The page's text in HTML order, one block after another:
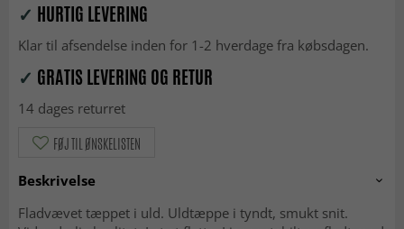
✓ HURTIG LEVERING
Klar til afsendelse inden for 1-2 hverdage fra købsdagen.
✓ GRATIS LEVERING OG RETUR
14 dages returret
FØJ TIL ØNSKELISTEN
Beskrivelse
Fladvævet tæppet i uld. Uldtæppe i tyndt, smukt snit.